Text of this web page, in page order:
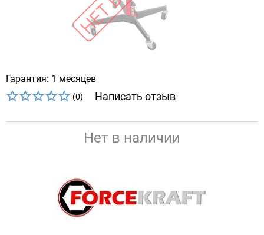
Гарантия: 1 месяцев
(0) Написать отзыв
Нет в наличии